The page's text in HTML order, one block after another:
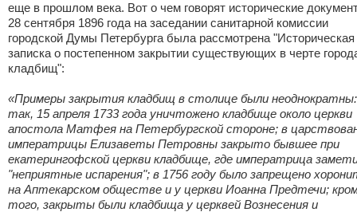
еще в прошлом века. Вот о чем говорят исторические
28 сентября 1896 года на заседании санитарной комиссии
городской Думы Петербурга была рассмотрена "Историческая
записка о постепенном закрытии существующих в черте
кладбищ":
«Примеры закрытия кладбищ в столице были неоднократны:
так, 15 апреля 1733 года уничтожено кладбище около церкви
апостола Матфея на Петербургской стороне; в
императрицы Елизаветы Петровны закрыто бывшее при
екатерингофской церкви кладбище, где императрица
"неприятные испарения"; в 1756 году было запрещено
на Аптекарском обществе и у церкви Иоанна Предтечи;
того, закрыты были кладбища у церквей Вознесения и